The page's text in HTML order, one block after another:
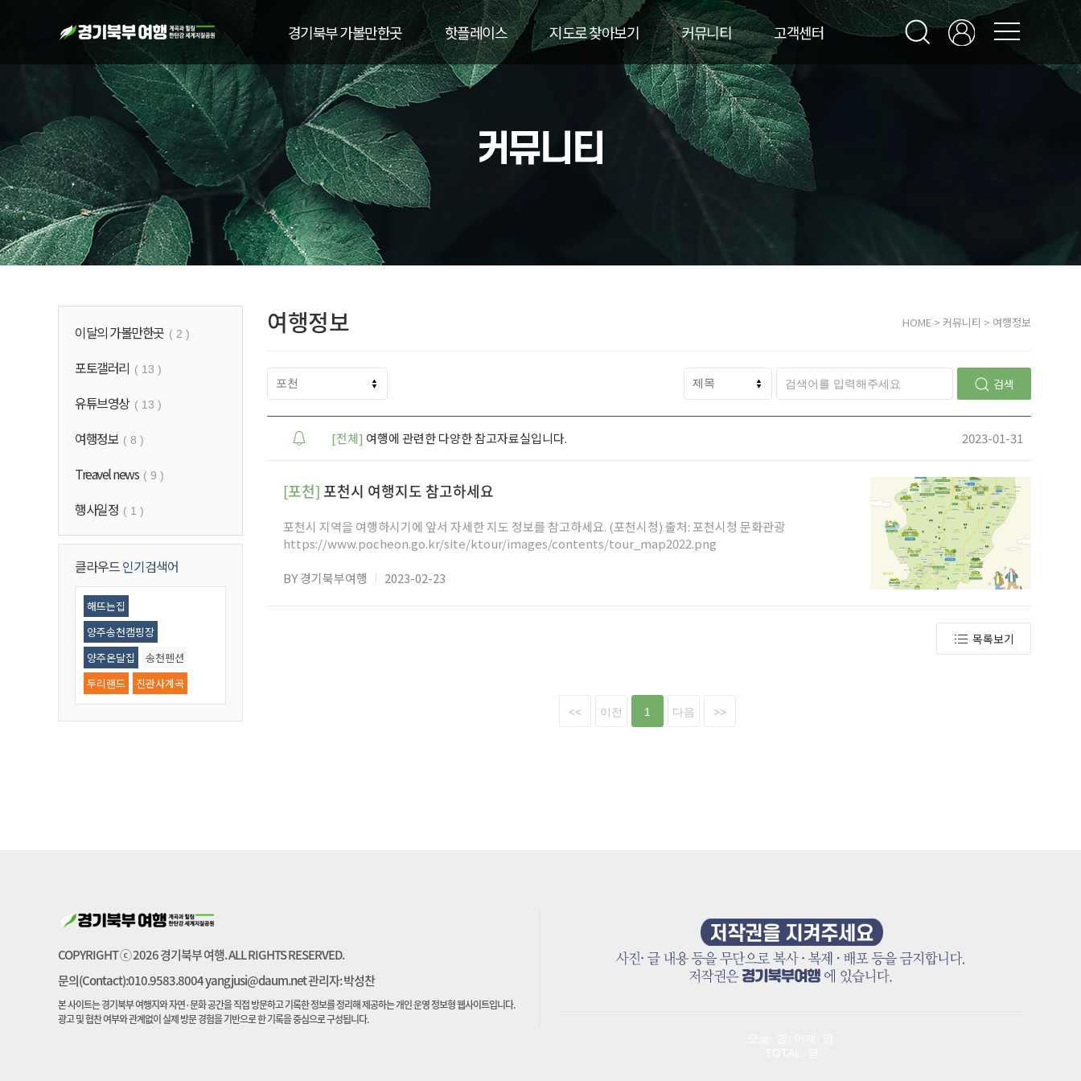
경기북부 가볼만한곳 핫플레이스 지도로 찾아보기 커뮤니티 고객센터
이달의 가볼만한곳 ( 2 )
포토갤러리 ( 13 )
유튜브영상 ( 13 )
여행정보 ( 8 )
Treavel news ( 9 )
행사일정 ( 1 )
클라우드인기검색어
해뜨는집
양주송천캠핑장
양주온달집
송천펜션
두리랜드
진관사계곡
우이동계곡
기산저수지
여행정보 HOME > 커뮤니티 > 여행정보
검색
[전체] 여행에 관련한 다양한 참고자료실입니다. 2023-01-31
[포천] 포천시 여행지도 참고하세요
포천시 지역을 여행하시기에 앞서 자세한 지도 정보를 참고하세요. (포천시청) 출처: 포천시청 문화관광
https://www.pocheon.go.kr/site/ktour/images/contents/tour_map2022.png
BY 경기북부여행 2023-02-23
목록보기
<< 이전 1 다음 >>
COPYRIGHT ⓒ 2026 경기북부 여행. ALL RIGHTS RESERVED.
문의(Contact):010.9583.8004 yangjusi@daum.net 관리자: 박성찬
본 사이트는 경기북부 여행지와 자연·문화 공간을 직접 방문하고 기록한 정보를 정리해 제공하는 개인 운영 정보형 웹사이트입니다.
광고 및 협찬 여부와 관계없이 실제 방문 경험을 기반으로 한 기록을 중심으로 구성됩니다.